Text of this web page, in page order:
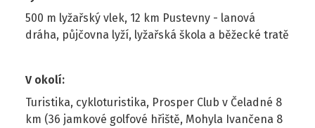
500 m lyžařský vlek, 12 km Pustevny - lanová
dráha, půjčovna lyží, lyžařská škola a běžecké tratě
V okolí:
Turistika, cykloturistika, Prosper Club v Čeladné 8
km (36 jamkové golfové hřiště, Mohyla Ivančena 8